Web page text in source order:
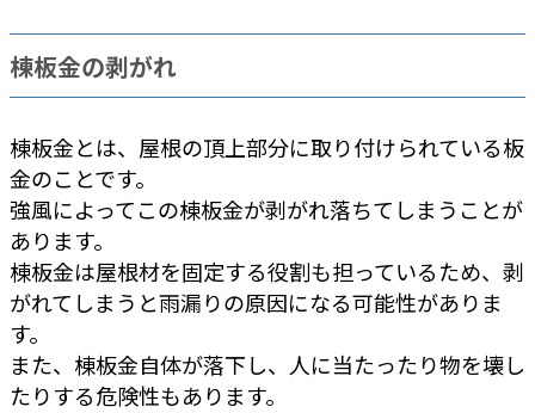
棟板金の剥がれ
棟板金とは、屋根の頂上部分に取り付けられている板
金のことです。
強風によってこの棟板金が剥がれ落ちてしまうことが
あります。
棟板金は屋根材を固定する役割も担っているため、剥
がれてしまうと雨漏りの原因になる可能性がありま
す。
また、棟板金自体が落下し、人に当たったり物を壊し
たりする危険性もあります。